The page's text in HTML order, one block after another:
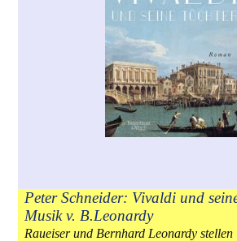
Peter Schneider: Vivaldi und
Musik v. B.Leonardy
Raueiser und Bernhard Leonardy